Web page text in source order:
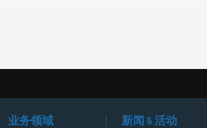
业务领域 新闻 & 活动